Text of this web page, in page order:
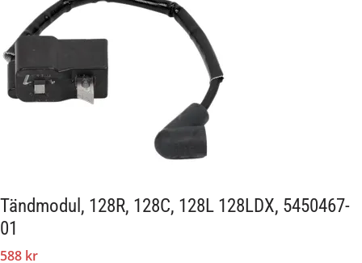
En originalreservdel från Husqvarna.
Passar märke:
Husqvarna
Tändmodul, 128R, 128C, 128L 128LDX, 5450467-
01
588 kr